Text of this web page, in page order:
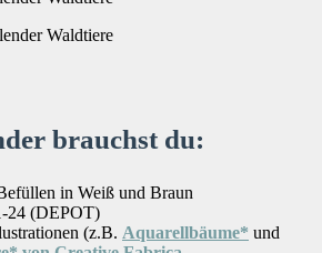
brauchst du:
in Weiß und Braun
24 (DEPOT)
(z.B. Aquarellbäume* und